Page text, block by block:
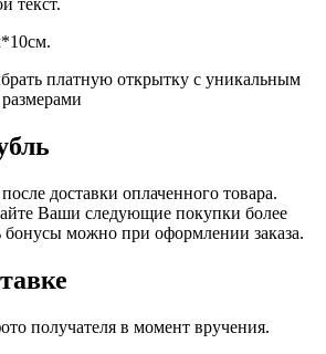
текст.
платную открытку с уникальным
доставки оплаченного товара.
Ваши следующие покупки более
можно при оформлении заказа.
получателя в момент вручения.